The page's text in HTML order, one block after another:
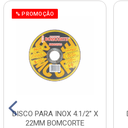
% PROMOÇÃO
DISCO PARA INOX 4.1/2” X
22MM BOMCORTE